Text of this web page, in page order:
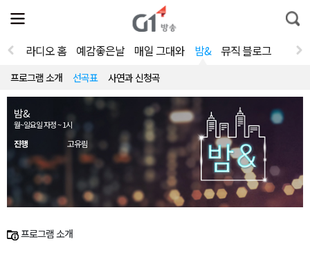
전
체
뉴
열
통
합
라디오 홈 예감좋은날 매일 그대와 밤& 뮤직 블로그
프로그램 소개 선곡표 사연과 신청곡
밤&
월~일요일 자정 ~ 1시
진행 고유림
프로그램 소개